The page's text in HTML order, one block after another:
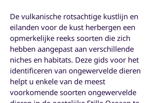
De vulkanische rotsachtige kustlijn en
eilanden voor de kust herbergen een
opmerkelijke reeks soorten die zich
hebben aangepast aan verschillende
niches en habitats. Deze gids voor het
identificeren van ongewervelde dieren
helpt u enkele van de meest
voorkomende soorten ongewervelde